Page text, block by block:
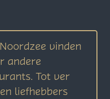
vinden
andere
Tot ver
liefhebbers